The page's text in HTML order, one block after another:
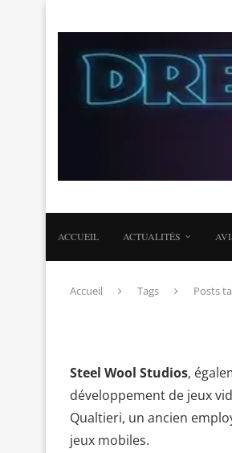
ACCUEIL ACTUALITÉS
Accueil Tags Posts
Steel Wool Studios,
développement de jeux
Qualtieri, un ancien
jeux mobiles.